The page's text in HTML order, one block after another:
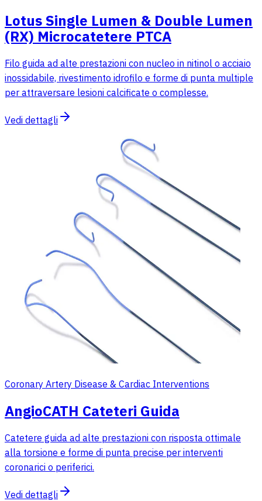
Lotus Single Lumen & Double Lumen
(RX) Microcatetere PTCA
Filo guida ad alte prestazioni con nucleo in nitinol o acciaio
inossidabile, rivestimento idrofilo e forme di punta multiple
per attraversare lesioni calcificate o complesse.
Vedi dettagli
Coronary Artery Disease & Cardiac Interventions
AngioCATH Cateteri Guida
Catetere guida ad alte prestazioni con risposta ottimale
alla torsione e forme di punta precise per interventi
coronarici o periferici.
Vedi dettagli